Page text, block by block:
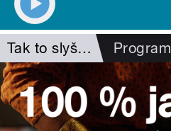
Tak to slyším já Program